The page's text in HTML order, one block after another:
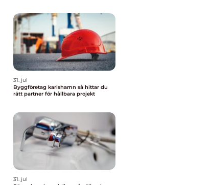
31. jul
Byggföretag karlshamn så hittar du
rätt partner för hållbara projekt
31. jul